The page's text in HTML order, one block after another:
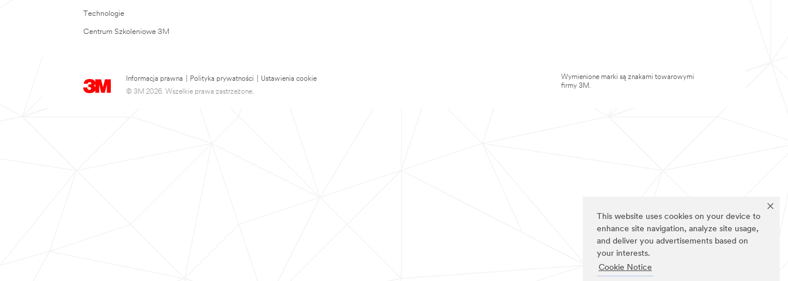
This website uses cookies on your device to
enhance site navigation, analyze site usage,
and deliver you advertisements based on
your interests.
Cookie Notice
Technologie
Centrum Szkoleniowe 3M
Informacja prawna Polityka prywatności
Ustawienia cookie
© 3M 2026. Wszelkie prawa zastrzeżone.
Wymienione marki są znakami towarowymi
firmy 3M.